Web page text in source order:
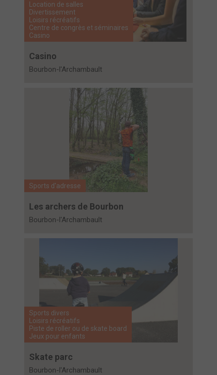
Location de salles
Divertissement
Loisirs récréatifs
Centre de congrès et séminaires
Casino
Casino
Bourbon-l'Archambault
Sports d'adresse
Les archers de Bourbon
Bourbon-l'Archambault
Sports divers
Loisirs récréatifs
Piste de roller ou de skate board
Jeux pour enfants
Skate parc
Bourbon-l'Archambault